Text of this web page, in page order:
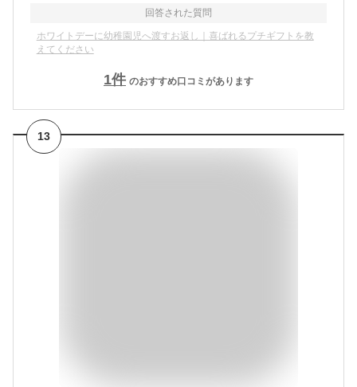
回答された質問
ホワイトデーに幼稚園児へ渡すお返し｜喜ばれるプチギフトを教
えてください
1件 のおすすめ口コミがあります
13